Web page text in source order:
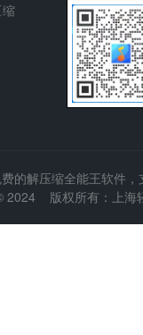
的解压缩全能王软件
2024 版权所有：上